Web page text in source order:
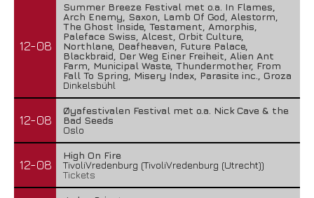
12-08
Summer Breeze Festival met o.a. In Flames,
Arch Enemy, Saxon, Lamb Of God, Alestorm,
The Ghost Inside, Testament, Amorphis,
Paleface Swiss, Alcest, Orbit Culture,
Northlane, Deafheaven, Future Palace,
Blackbraid, Der Weg Einer Freiheit, Alien Ant
Farm, Municipal Waste, Thundermother, From
Fall To Spring, Misery Index, Parasite inc., Groza
Dinkelsbühl
12-08
Øyafestivalen Festival met o.a. Nick Cave & the
Bad Seeds
Oslo
12-08
High On Fire
TivoliVredenburg (TivoliVredenburg (Utrecht))
Tickets